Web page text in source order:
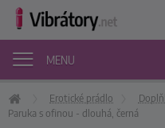
MENU
Erotické prádlo
Paruka s ofinou - dlouhá, černá